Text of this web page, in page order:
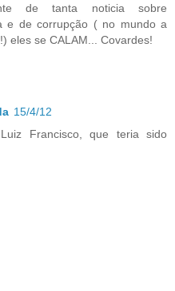
de tanta noticia sobre
e de corrupção ( no mundo a
eles se CALAM... Covardes!
15/4/12
Francisco, que teria sido